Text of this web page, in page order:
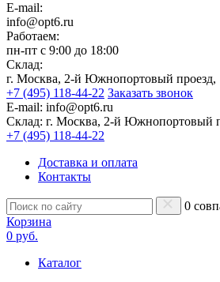
E-mail:
info@opt6.ru
Работаем:
пн-пт с 9:00 до 18:00
Склад:
г. Москва, 2-й Южнопортовый проезд,
+7 (495) 118-44-22 Заказать звонок
E-mail: info@opt6.ru
Склад: г. Москва, 2-й Южнопортовый
+7 (495) 118-44-22
Доставка и оплата
Контакты
0
Корзина
0 руб.
Каталог